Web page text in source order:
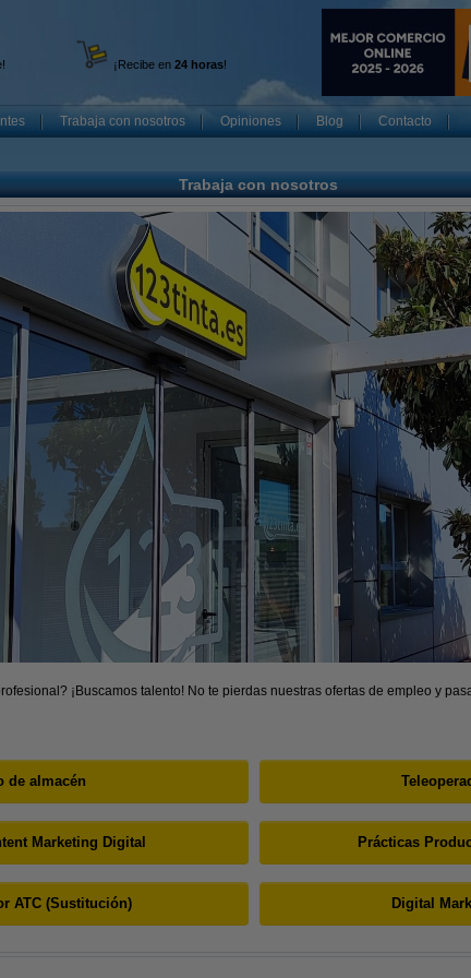
¡Recibe en 24 horas!
Trabaja con nosotros Opiniones Blog Contacto
Trabaja con nosotros
¡Buscamos talento! No te pierdas nuestras ofertas de empleo y
de almacén
Marketing Digital Prácticas
ATC (Sustitución) Digital